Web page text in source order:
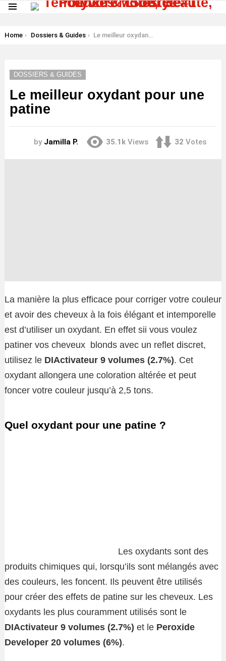
You are here:
Home Dossiers & Guides Le meilleur oxydant pour une patine
DOSSIERS & GUIDES
Le meilleur oxydant pour une
patine
by Jamilla P. 35.1k Views 32 Votes
La manière la plus efficace pour corriger votre couleur
et avoir des cheveux à la fois élégant et intemporelle
est d’utiliser un oxydant. En effet sii vous voulez
patiner vos cheveux blonds avec un reflet discret,
utilisez le DIActivateur 9 volumes (2.7%). Cet
oxydant allongera une coloration altérée et peut
foncer votre couleur jusqu’à 2,5 tons.
Quel oxydant pour une patine ?
Les oxydants sont des
produits chimiques qui, lorsqu’ils sont mélangés avec
des couleurs, les foncent. Ils peuvent être utilisés
pour créer des effets de patine sur les cheveux. Les
oxydants les plus couramment utilisés sont le
DIActivateur 9 volumes (2.7%) et le Peroxide
Developer 20 volumes (6%).